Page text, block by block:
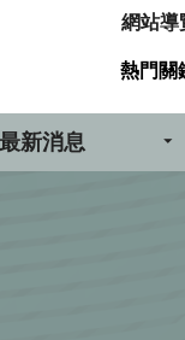
網站導
最新消息
熱門關